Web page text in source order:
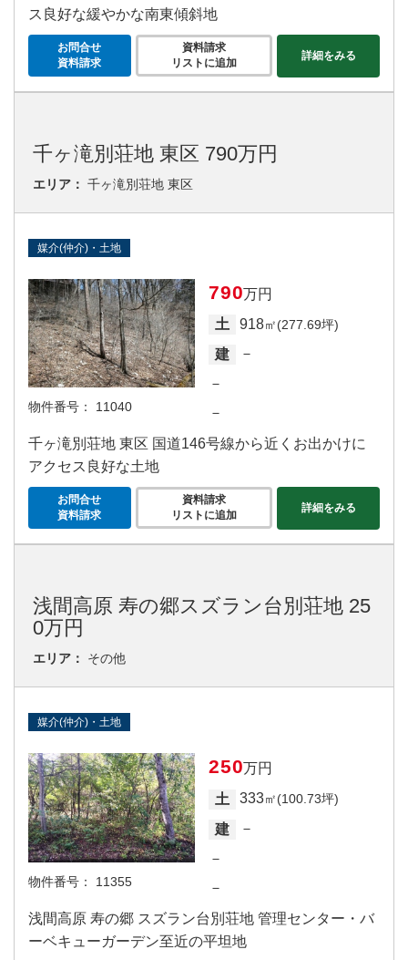
ス良好な緩やかな南東傾斜地
お問合せ
資料請求
資料請求
リストに追加
詳細をみる
千ヶ滝別荘地 東区 790万円
エリア： 千ヶ滝別荘地 東区
媒介(仲介)・土地
物件番号： 11040
790万円
土
918㎡(277.69坪)
建
－
－
－
千ヶ滝別荘地 東区 国道146号線から近くお出かけに
アクセス良好な土地
お問合せ
資料請求
資料請求
リストに追加
詳細をみる
浅間高原 寿の郷スズラン台別荘地 25
0万円
エリア： その他
媒介(仲介)・土地
物件番号： 11355
250万円
土
333㎡(100.73坪)
建
－
－
－
浅間高原 寿の郷 スズラン台別荘地 管理センター・バ
ーベキューガーデン至近の平坦地